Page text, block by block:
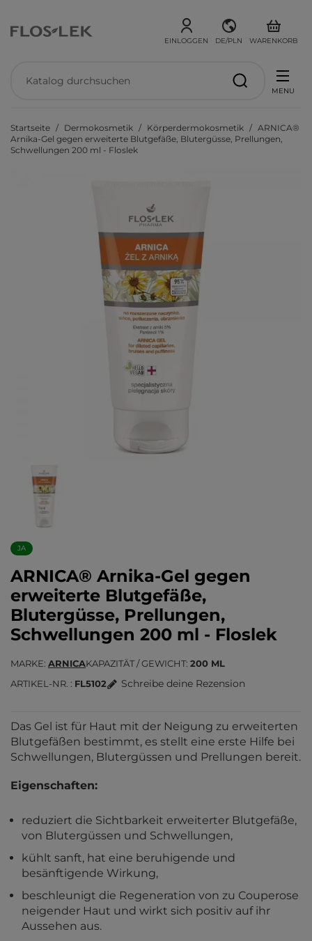
EINLOGGEN DE/PLN WARENKORB
MENU
Startseite Dermokosmetik Körperdermokosmetik
ARNICA®
Arnika-Gel gegen erweiterte Blutgefäße, Blutergüsse, Prellungen,
Schwellungen 200 ml - Floslek
JA
ARNICA® Arnika-Gel gegen
erweiterte Blutgefäße,
Blutergüsse, Prellungen,
Schwellungen 200 ml - Floslek
MARKE ARNICAKAPAZITÄT / GEWICHT 200 ML
ARTIKEL-NR.
FL5102 Schreibe deine Rezension
Das Gel ist für Haut mit der Neigung zu erweiterten
Blutgefäßen bestimmt, es stellt eine erste Hilfe bei
Schwellungen, Blutergüssen und Prellungen bereit.
Eigenschaften:
reduziert die Sichtbarkeit erweiterter Blutgefäße,
von Blutergüssen und Schwellungen,
kühlt sanft, hat eine beruhigende und
besänftigende Wirkung,
beschleunigt die Regeneration von zu Couperose
neigender Haut und wirkt sich positiv auf ihr
Aussehen aus.